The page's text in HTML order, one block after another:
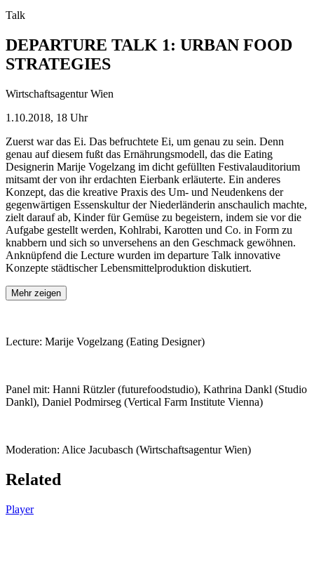
Talk
DEPARTURE TALK 1: URBAN FOOD
STRATEGIES
Wirtschaftsagentur Wien
1.10.2018, 18 Uhr
Zuerst war das Ei. Das befruchtete Ei, um genau zu sein. Denn
genau auf diesem fußt das Ernährungsmodell, das die Eating
Designerin Marije Vogelzang im dicht gefüllten Festivalauditorium
mitsamt der von ihr erdachten Eierbank erläuterte. Ein anderes
Konzept, das die kreative Praxis des Um- und Neudenkens der
gegenwärtigen Essenskultur der Niederländerin anschaulich machte,
zielt darauf ab, Kinder für Gemüse zu begeistern, indem sie vor die
Aufgabe gestellt werden, Kohlrabi, Karotten und Co. in Form zu
knabbern und sich so unversehens an den Geschmack gewöhnen.
Anknüpfend die Lecture wurden im departure Talk innovative
Konzepte städtischer Lebensmittelproduktion diskutiert.
Mehr zeigen
Lecture: Marije Vogelzang (Eating Designer)
Panel mit: Hanni Rützler (futurefoodstudio), Kathrina Dankl (Studio
Dankl), Daniel Podmirseg (Vertical Farm Institute Vienna)
Moderation: Alice Jacubasch (Wirtschaftsagentur Wien)
Related
Player